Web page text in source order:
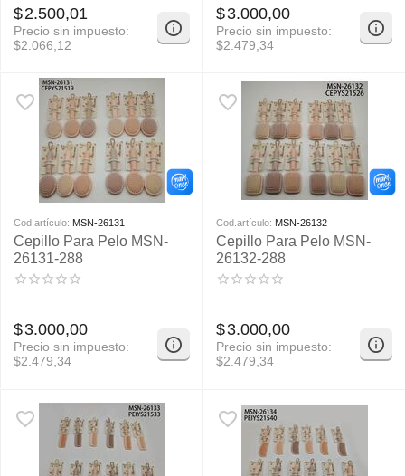
$2.500,01
Precio sin impuesto:
$2.066,12
$3.000,00
Precio sin impuesto:
$2.479,34
Cod.artículo: MSN-26131
Cepillo Para Pelo MSN-
26131-288
$3.000,00
Precio sin impuesto:
$2.479,34
Cod.artículo: MSN-26132
Cepillo Para Pelo MSN-
26132-288
$3.000,00
Precio sin impuesto:
$2.479,34